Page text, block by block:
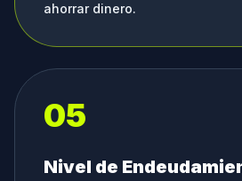
ahorrar dinero.
05
Nivel de